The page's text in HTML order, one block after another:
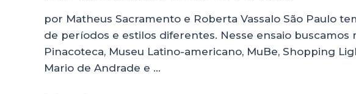
por Matheus Sacramento e Roberta Vassalo São Paulo
de períodos e estilos diferentes. Nesse ensaio
Pinacoteca, Museu Latino-americano, MuBe, Shopping
Mario de Andrade e …